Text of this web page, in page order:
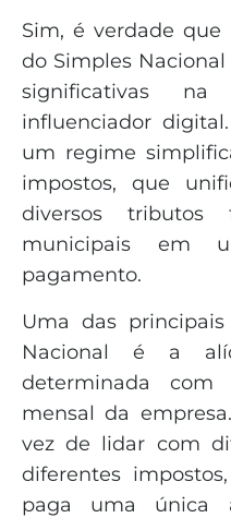
Sim, é verdade
do Simples
significativas
influenciador
um regime
impostos, que
diversos tributos
municipais em
pagamento.
Uma das
Nacional é a
determinada com
mensal da
vez de lidar com
diferentes
paga uma única